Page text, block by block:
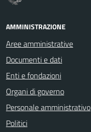
AMMINISTRAZIONE
Aree amministrative
Documenti e dati
Enti e fondazioni
Organi di governo
Personale amministrativo
Politici